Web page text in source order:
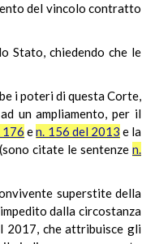
del vincolo contratto
Stato, chiedendo che le
i poteri di questa Corte,
un ampliamento, per il
176 en. 156 del 2013 e la
citate le sentenzen.
superstite della
dalla circostanza
2017, che attribuisce gli